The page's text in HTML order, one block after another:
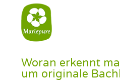
Woran erkennt
um originale